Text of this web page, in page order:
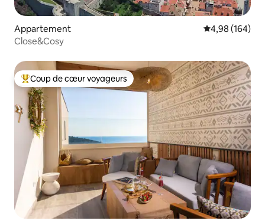
Appartement Évaluation
4,98 (164)
Close&Cosy
Coups de cœur voyageurs les plus appréciés
Coup de cœur voyageurs